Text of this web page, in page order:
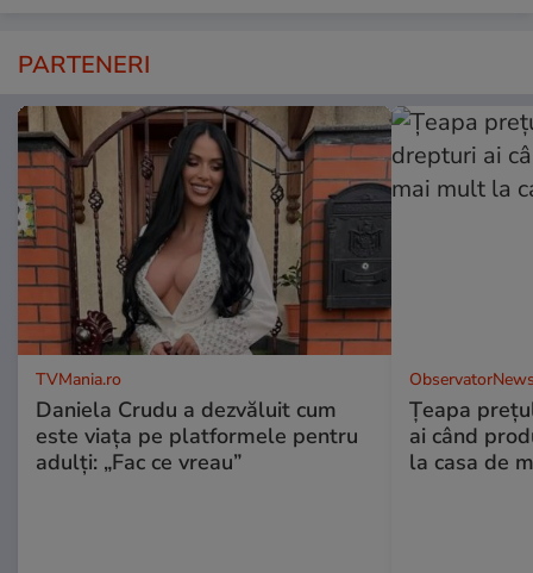
PARTENERI
TVMania.ro
Daniela Crudu a dezvăluit cum
este viața pe platformele pentru
adulți: „Fac ce vreau”
Țeapa
ai când
la casa de